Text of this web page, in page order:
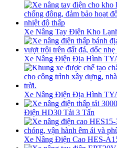
Xe Nâng Tay Điện Kho
Xe Nâng Điện Địa Hình
Xe Nâng Điện Địa Hình
Điện HD30 Tải 3 Tấn
Xe Nâng Điện Cao HES-